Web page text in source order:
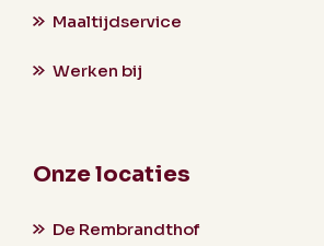
Maaltijdservice
Werken bij
Onze locaties
De Rembrandthof